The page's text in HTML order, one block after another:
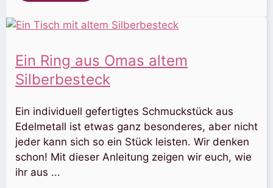
Ein Ring aus Omas altem
Silberbesteck
Ein individuell gefertigtes Schmuckstück aus
Edelmetall ist etwas ganz besonderes, aber nicht
jeder kann sich so ein Stück leisten. Wir denken
schon! Mit dieser Anleitung zeigen wir euch, wie
ihr aus ...